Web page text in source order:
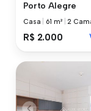
Porto Alegre
Casa 61 m² |2
R$ 2.000